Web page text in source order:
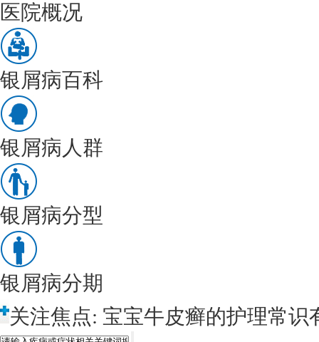
医院概况
银屑病百科
银屑病人群
银屑病分型
银屑病分期
关注焦点: 宝宝牛皮癣的护理常识